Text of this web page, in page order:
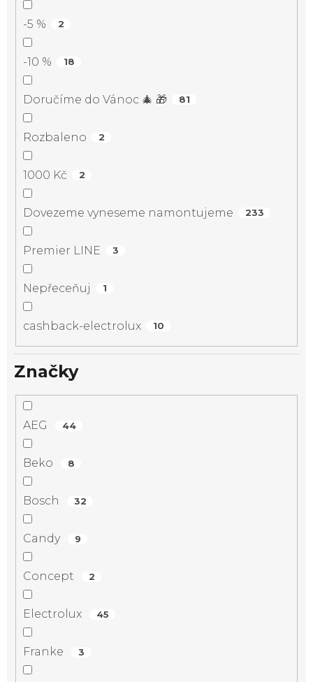
-5 % 2
-10 % 18
Doručíme do Vánoc 🎄 🎁 81
Rozbaleno 2
1000 Kč 2
Dovezeme vyneseme namontujeme 233
Premier LINE 3
Nepřeceňuj 1
cashback-electrolux 10
Značky
AEG 44
Beko 8
Bosch 32
Candy 9
Concept 2
Electrolux 45
Franke 3